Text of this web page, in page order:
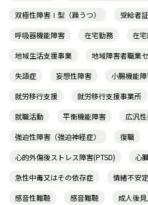
双極性障害Ⅰ型（躁うつ）
受給者証
呼吸器機能障害
在宅勤務
在
地域生活支援事業
地域障害者職業
失語症
妄想性障害 小腸機能
就労移行支援
就労移行支援事業所
就職活動
平衡機能障害 広汎
強迫性障害（強迫神経症）
復職
心的外傷後ストレス障害(PTSD)
心
急性中毒又はその依存症
情緒不安定
感音性難聴
感音難聴 成人後